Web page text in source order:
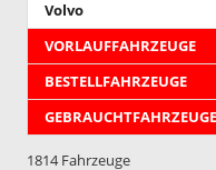
Volvo
VORLAUFFAHRZEUGE
BESTELLFAHRZEUGE
GEBRAUCHTFAHRZEUGE
1814 Fahrzeuge